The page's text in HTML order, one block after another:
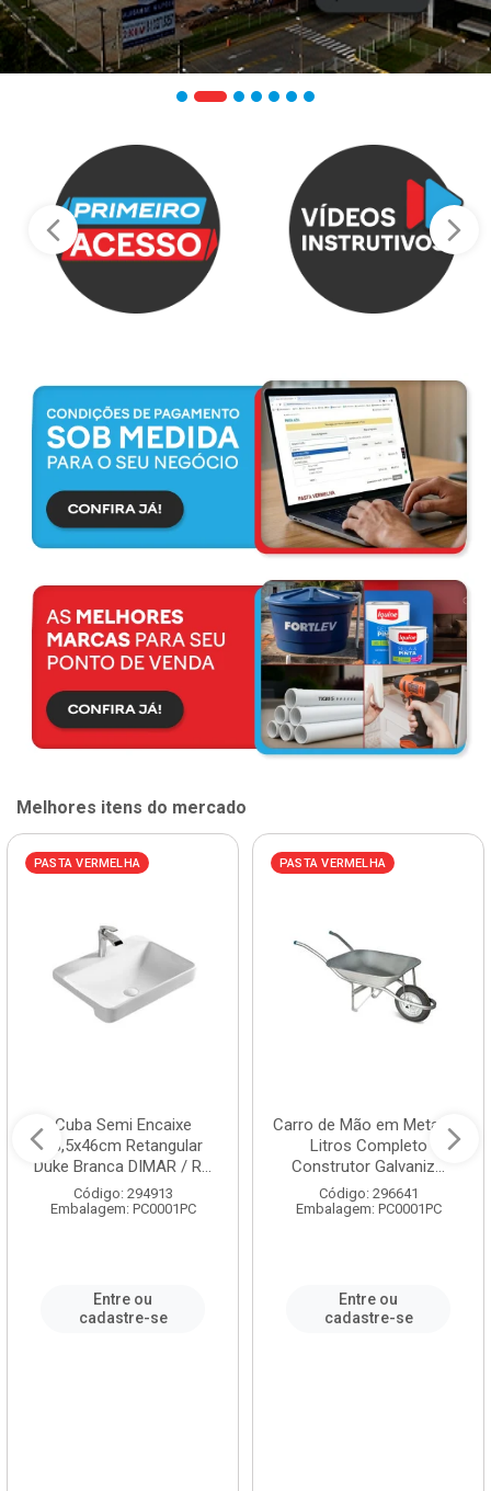
Melhores itens do mercado
PASTA VERMELHA
Cuba Semi Encaixe
58,5x46cm Retangular
Duke Branca DIMAR / R...
Código: 294913
Embalagem: PC0001PC
Entre ou
cadastre-se
PASTA VERMELHA
Carro de Mão em Metal 60
Litros Completo
Construtor Galvaniz...
Código: 296641
Embalagem: PC0001PC
Entre ou
cadastre-se